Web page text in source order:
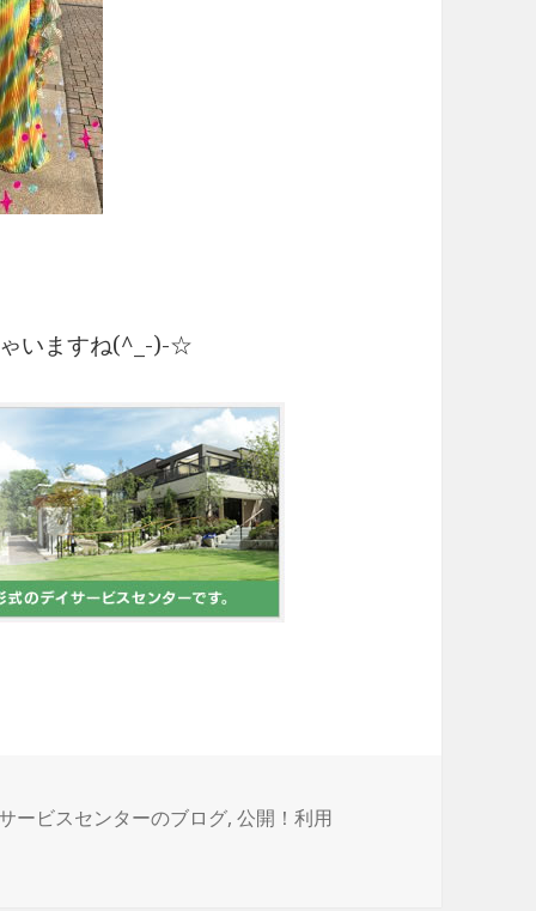
いますね(^_-)-☆
ービスセンターのブログ,公開！利用